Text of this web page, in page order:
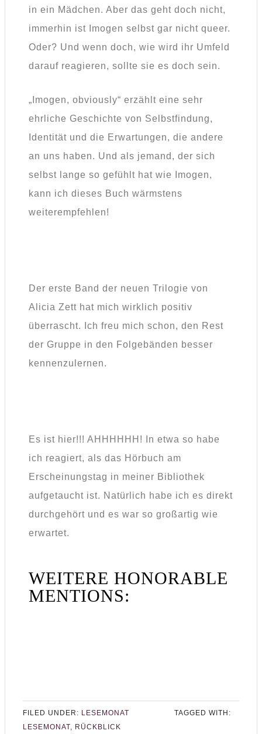
in ein Mädchen. Aber das geht doch nicht,
immerhin ist Imogen selbst gar nicht queer.
Oder? Und wenn doch, wie wird ihr Umfeld
darauf reagieren, sollte sie es doch sein.
„Imogen, obviously“ erzählt eine sehr
ehrliche Geschichte von Selbstfindung,
Identität und die Erwartungen, die andere
an uns haben. Und als jemand, der sich
selbst lange so gefühlt hat wie Imogen,
kann ich dieses Buch wärmstens
weiterempfehlen!
Der erste Band der neuen Trilogie von
Alicia Zett hat mich wirklich positiv
überrascht. Ich freu mich schon, den Rest
der Gruppe in den Folgebänden besser
kennenzulernen.
Es ist hier!!! AHHHHHH! In etwa so habe
ich reagiert, als das Hörbuch am
Erscheinungstag in meiner Bibliothek
aufgetaucht ist. Natürlich habe ich es direkt
durchgehört und es war so großartig wie
erwartet.
WEITERE HONORABLE
MENTIONS:
FILED UNDER: LESEMONAT
TAGGED WITH:
LESEMONAT, RÜCKBLICK